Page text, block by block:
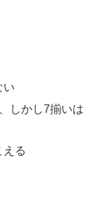
い
しかし7揃いは
える